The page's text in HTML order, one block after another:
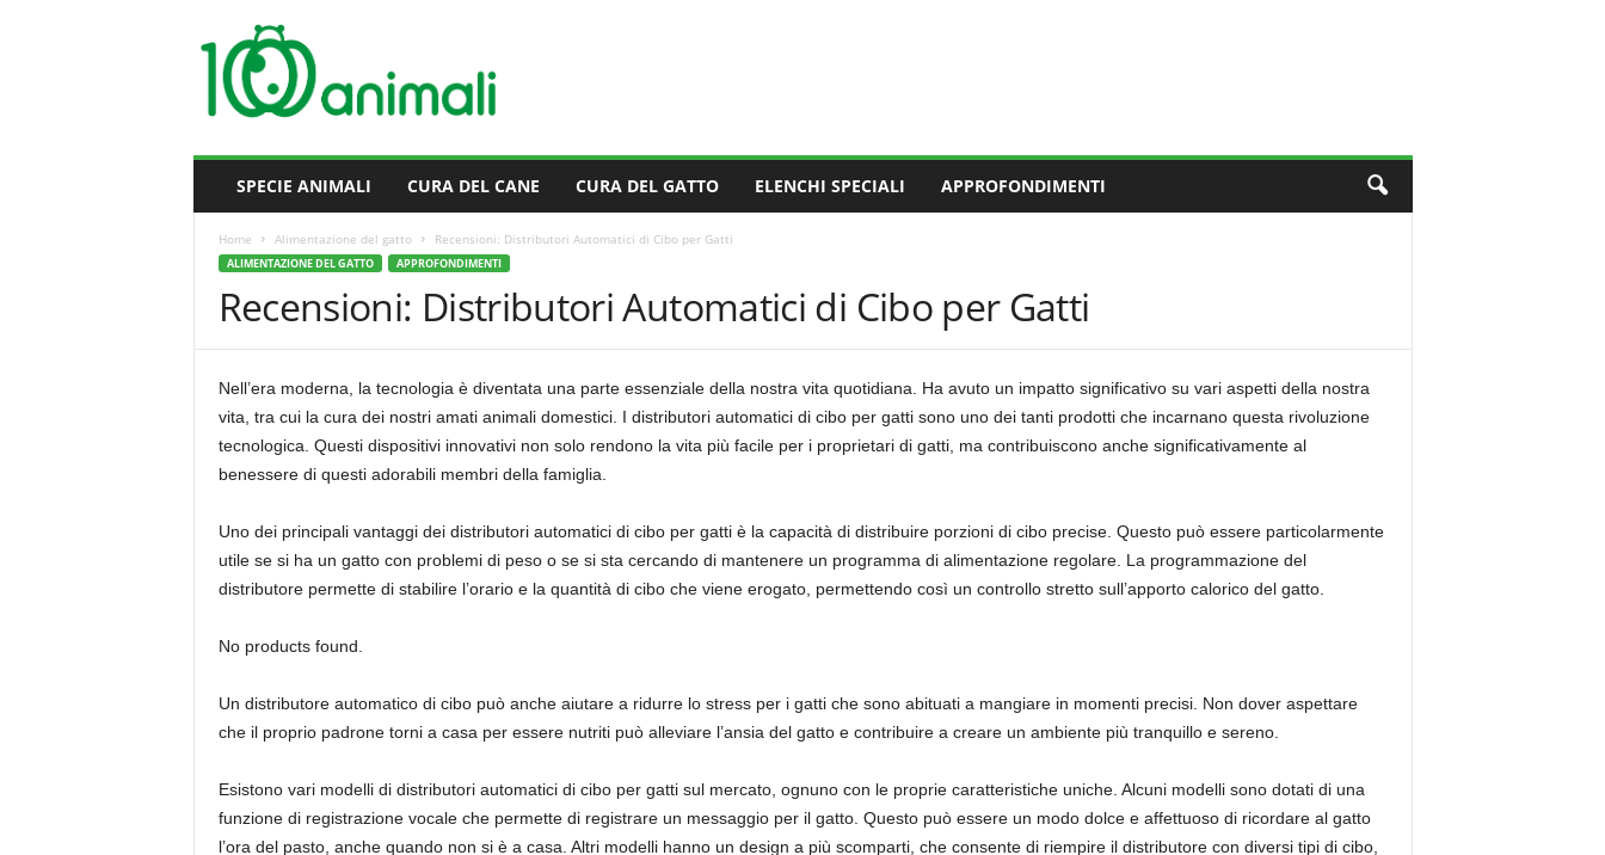
SPECIE ANIMALI CURA DEL CANE CURA DEL GATTO ELENCHI SPECIALI APPROFONDIMENTI
Home Alimentazione del gatto Recensioni: Distributori Automatici di Cibo per Gatti
ALIMENTAZIONE DEL GATTO APPROFONDIMENTI
Recensioni: Distributori Automatici di Cibo per Gatti
Nell’era moderna, la tecnologia è diventata una parte essenziale della nostra vita quotidiana. Ha avuto un impatto significativo su vari aspetti della nostra
vita, tra cui la cura dei nostri amati animali domestici. I distributori automatici di cibo per gatti sono uno dei tanti prodotti che incarnano questa rivoluzione
tecnologica. Questi dispositivi innovativi non solo rendono la vita più facile per i proprietari di gatti, ma contribuiscono anche significativamente al
benessere di questi adorabili membri della famiglia.
Uno dei principali vantaggi dei distributori automatici di cibo per gatti è la capacità di distribuire porzioni di cibo precise. Questo può essere particolarmente
utile se si ha un gatto con problemi di peso o se si sta cercando di mantenere un programma di alimentazione regolare. La programmazione del
distributore permette di stabilire l’orario e la quantità di cibo che viene erogato, permettendo così un controllo stretto sull’apporto calorico del gatto.
No products found.
Un distributore automatico di cibo può anche aiutare a ridurre lo stress per i gatti che sono abituati a mangiare in momenti precisi. Non dover aspettare
che il proprio padrone torni a casa per essere nutriti può alleviare l’ansia del gatto e contribuire a creare un ambiente più tranquillo e sereno.
Esistono vari modelli di distributori automatici di cibo per gatti sul mercato, ognuno con le proprie caratteristiche uniche. Alcuni modelli sono dotati di una
funzione di registrazione vocale che permette di registrare un messaggio per il gatto. Questo può essere un modo dolce e affettuoso di ricordare al gatto
l’ora del pasto, anche quando non si è a casa. Altri modelli hanno un design a più scomparti, che consente di riempire il distributore con diversi tipi di cibo,